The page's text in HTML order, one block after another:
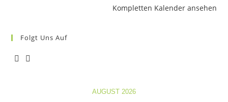
Kompletten Kalender ansehen
Folgt Uns Auf
AUGUST 2026